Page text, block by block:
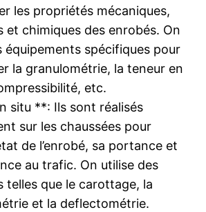
les propriétés mécaniques,
et chimiques des enrobés. On
équipements spécifiques pour
la granulométrie, la teneur en
etc.
situ **: Ils sont réalisés
sur les chaussées pour
de l’enrobé, sa portance et
au trafic. On utilise des
telles que le carottage, la
et la deflectométrie.